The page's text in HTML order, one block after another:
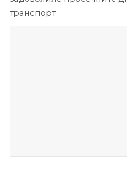
транспорт.